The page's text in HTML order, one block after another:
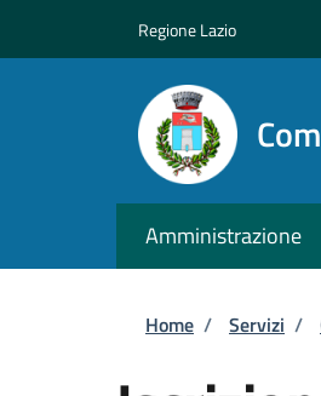
Regione Lazio
Amministrazione
Briciole
Home / Servizi /